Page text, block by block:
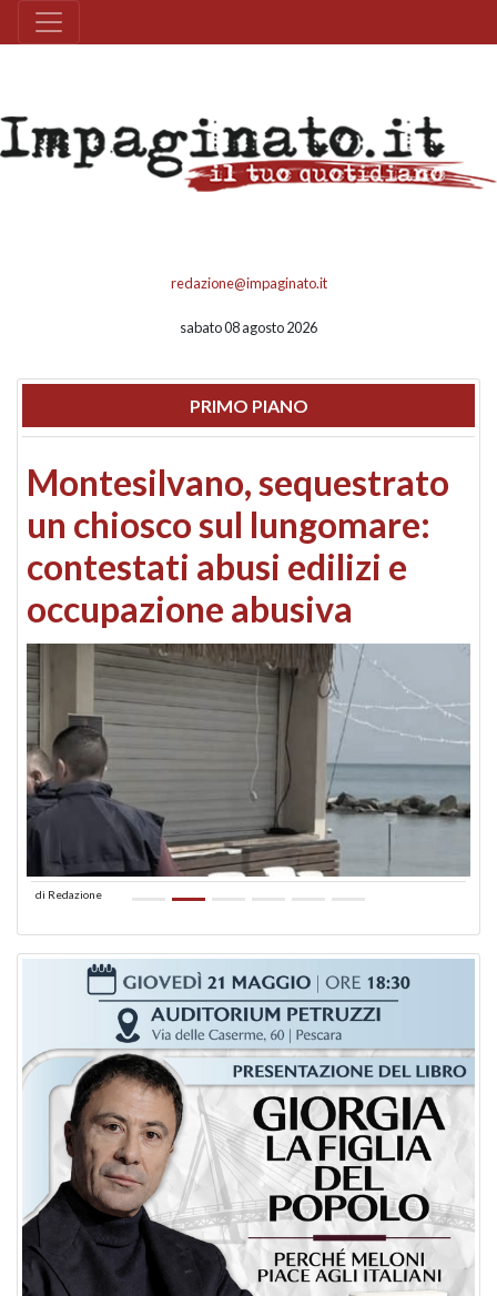
redazione@impaginato.it
sabato 08 agosto 2026
PRIMO PIANO
Montesilvano, sequestrato
un chiosco sul lungomare:
contestati abusi edilizi e
occupazione abusiva
di Redazione